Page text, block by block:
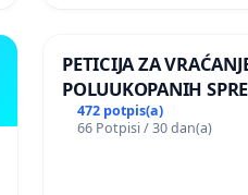
PETICIJA ZA
POLUUKOPANIH
NASELJU KOLANJSKI
472 potpis(a)
66 Potpisi / 30 dan(a)